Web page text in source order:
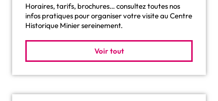
Horaires, tarifs, brochures… consultez toutes nos
infos pratiques pour organiser votre visite au Centre
Historique Minier sereinement.
Voir tout